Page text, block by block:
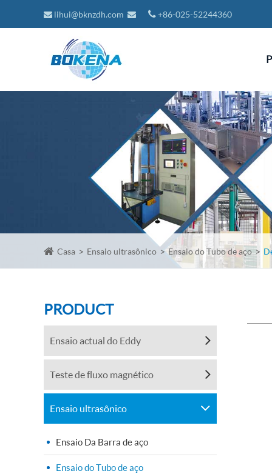
lihui@bknzdh.com +86-025-52244360
Casa Ensaio ultrasônico Ensaio do Tubo de aço
PRODUCT
Ensaio actual do Eddy
Teste de fluxo magnético
Ensaio ultrasônico
Ensaio Da Barra de aço
Ensaio do Tubo de aço